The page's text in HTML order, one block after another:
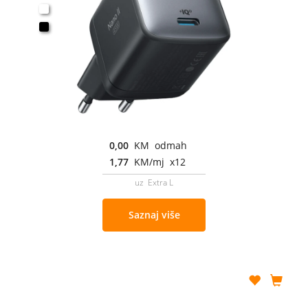
0,00 KM odmah
1,77 KM/mj x12
uz Extra L
Saznaj više